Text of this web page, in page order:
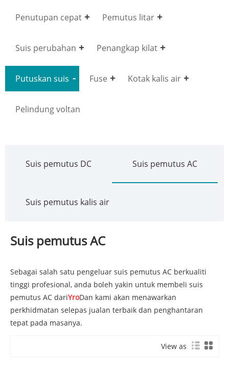
Penutupan cepat Pemutus litar
Suis perubahan Penangkap kilat
Putuskan suis Fuse Kotak kalis air
Pelindung voltan
Suis pemutus DC Suis pemutus AC
Suis pemutus kalis air
Suis pemutus AC
Sebagai salah satu pengeluar suis pemutus AC berkualiti
tinggi profesional, anda boleh yakin untuk membeli suis
pemutus AC dariYroDan kami akan menawarkan
perkhidmatan selepas jualan terbaik dan penghantaran
tepat pada masanya.
View as